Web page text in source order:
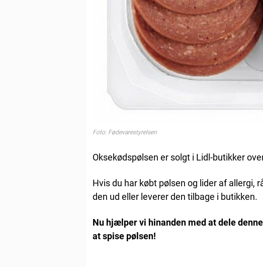
Foto: Fødevarestyrelsen
Oksekødspølsen er solgt i Lidl-butikker
Hvis du har købt pølsen og lider af allergi,
den ud eller leverer den tilbage i butikken.
Nu hjælper vi hinanden med at dele
at spise pølsen!